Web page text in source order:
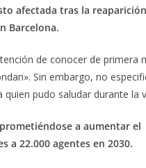
afectada tras la
Barcelona.
de conocer de primera
Sin embargo, no
pudo saludar durante la
a aumentar el
a 22.000 agentes en 2030.